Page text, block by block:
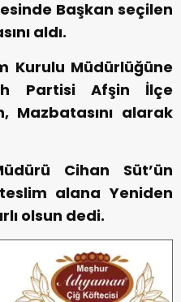
Başkan seçilen
aldı.
Kurulu Müdürlüğüne
Partisi Afşin İlçe
Mazbatasını alarak
Cihan Süt’ün
alana Yeniden
olsun dedi.